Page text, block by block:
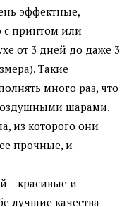
эффектные,
с принтом или
от 3 дней до даже 3
Такие
много раз, что
шарами.
из которого они
прочные, и
– красивые и
лучшие качества